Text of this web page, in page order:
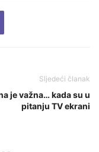
Sljedeći članak
je važna… kada su u
pitanju TV ekrani